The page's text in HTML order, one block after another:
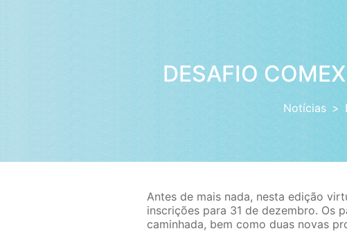
DESAFIO
Notícias
Antes de mais nada, nesta edição
inscrições para 31 de dezembro. Os
caminhada, bem como duas novas